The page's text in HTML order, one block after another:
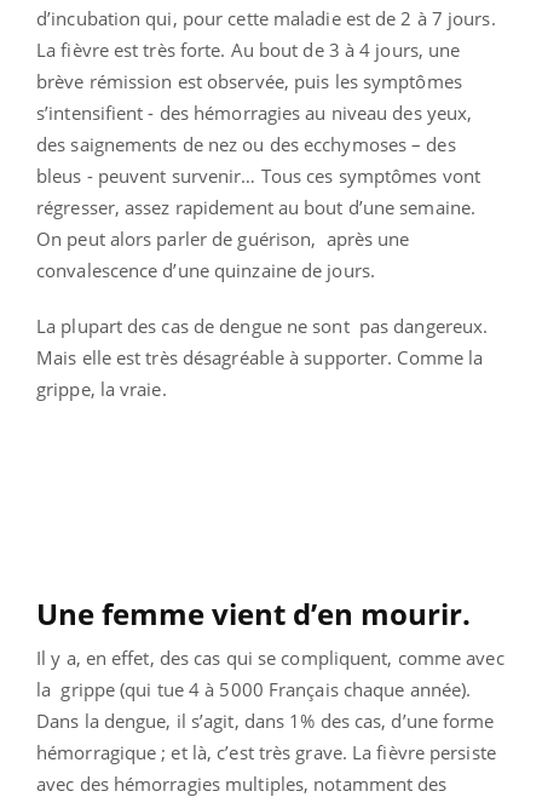
d’incubation qui, pour cette maladie est de 2 à 7 jours.
La fièvre est très forte. Au bout de 3 à 4 jours, une
brève rémission est observée, puis les symptômes
s’intensifient - des hémorragies au niveau des yeux,
des saignements de nez ou des ecchymoses – des
bleus - peuvent survenir… Tous ces symptômes vont
régresser, assez rapidement au bout d’une semaine.
On peut alors parler de guérison, après une
convalescence d’une quinzaine de jours.
La plupart des cas de dengue ne sont pas dangereux.
Mais elle est très désagréable à supporter. Comme la
grippe, la vraie.
Une femme vient d’en mourir.
Il y a, en effet, des cas qui se compliquent, comme avec
la grippe (qui tue 4 à 5000 Français chaque année).
Dans la dengue, il s’agit, dans 1% des cas, d’une forme
hémorragique ; et là, c’est très grave. La fièvre persiste
avec des hémorragies multiples, notamment des